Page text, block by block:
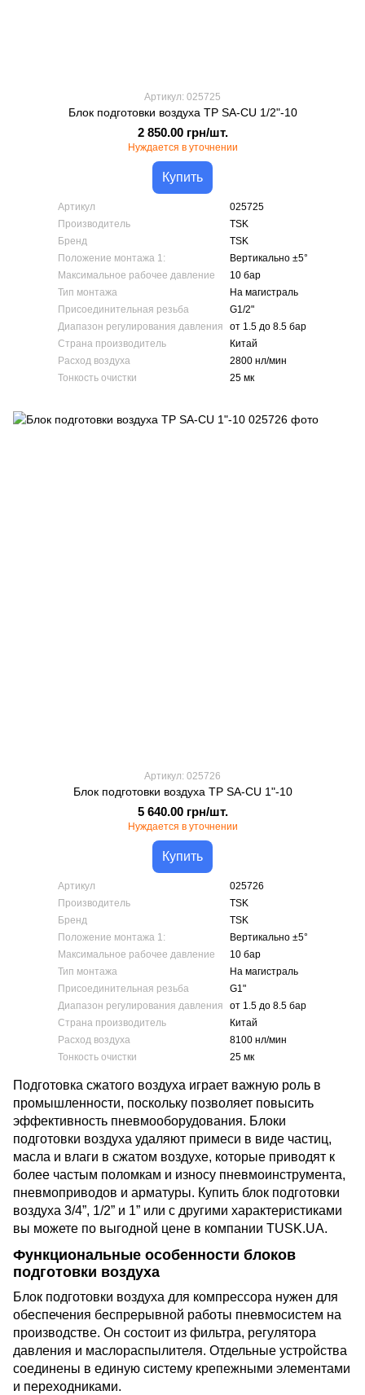
Артикул: 025725
Блок подготовки воздуха TP SA-CU 1/2"-10
2 850.00 грн/шт.
Нуждается в уточнении
Купить
Артикул
025725
Производитель
TSK
Бренд
TSK
Положение монтажа 1:
Вертикально ±5°
Максимальное рабочее давление
10 бар
Тип монтажа
На магистраль
Присоединительная резьба
G1/2"
Диапазон регулирования давления
от 1.5 до 8.5 бар
Страна производитель
Китай
Расход воздуха
2800 нл/мин
Тонкость очистки
25 мк
Артикул: 025726
Блок подготовки воздуха TP SA-CU 1"-10
5 640.00 грн/шт.
Нуждается в уточнении
Купить
Артикул
025726
Производитель
TSK
Бренд
TSK
Положение монтажа 1:
Вертикально ±5°
Максимальное рабочее давление
10 бар
Тип монтажа
На магистраль
Присоединительная резьба
G1"
Диапазон регулирования давления
от 1.5 до 8.5 бар
Страна производитель
Китай
Расход воздуха
8100 нл/мин
Тонкость очистки
25 мк
Подготовка сжатого воздуха играет важную роль в
промышленности, поскольку позволяет повысить
эффективность пневмооборудования. Блоки
подготовки воздуха удаляют примеси в виде частиц,
масла и влаги в сжатом воздухе, которые приводят к
более частым поломкам и износу пневмоинструмента,
пневмоприводов и арматуры. Купить блок подготовки
воздуха 3/4”, 1/2” и 1” или с другими характеристиками
вы можете по выгодной цене в компании TUSK.UA.
Функциональные особенности блоков
подготовки воздуха
Блок подготовки воздуха для компрессора нужен для
обеспечения беспрерывной работы пневмосистем на
производстве. Он состоит из фильтра, регулятора
давления и маслораспылителя. Отдельные устройства
соединены в единую систему крепежными элементами
и переходниками.